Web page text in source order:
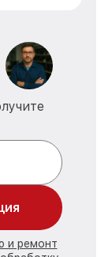
и ремонт